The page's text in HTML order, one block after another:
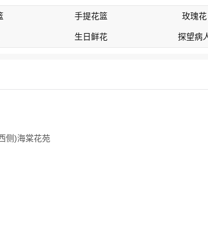
手提花篮 玫瑰花
生日鲜花 探望病
侧)海棠花苑